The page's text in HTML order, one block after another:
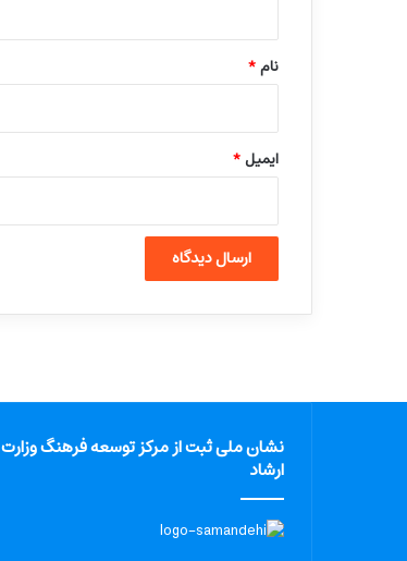
نام*
ایمیل*
نشان ملی ثبت از مرکز توسعه فرهنگ وزارت
ارشاد